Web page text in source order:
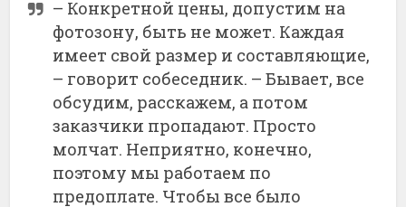
– Конкретной цены, допустим на
фотозону, быть не может. Каждая
имеет свой размер и составляющие,
– говорит собеседник. – Бывает, все
обсудим, расскажем, а потом
заказчики пропадают. Просто
молчат. Неприятно, конечно,
поэтому мы работаем по
предоплате. Чтобы все было